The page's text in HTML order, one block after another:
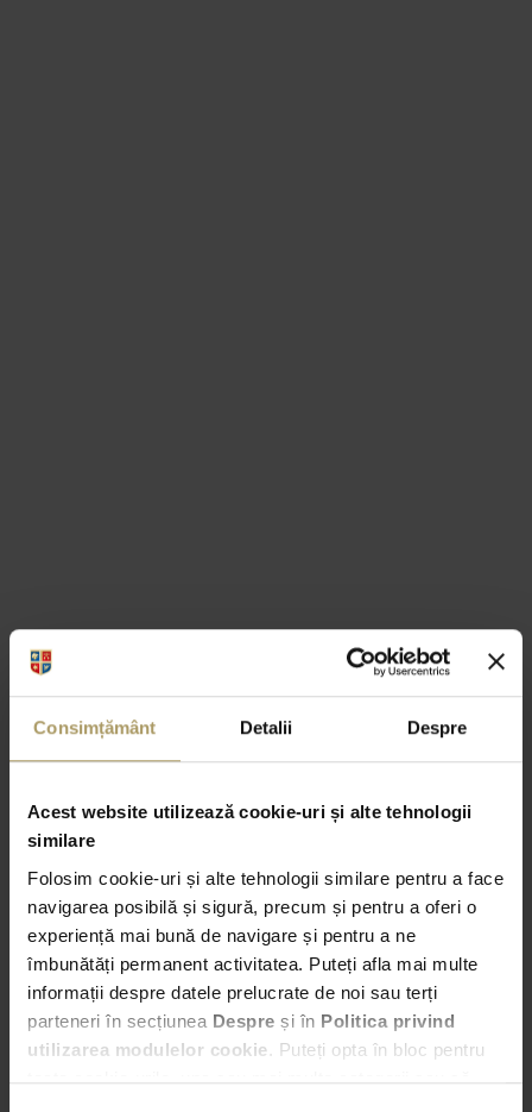
Consimțământ Detalii Despre
Acest website utilizează cookie-uri și alte tehnologii
similare
Folosim cookie-uri și alte tehnologii similare pentru a face
navigarea posibilă și sigură, precum și pentru a oferi o
experiență mai bună de navigare și pentru a ne
îmbunătăți permanent activitatea. Puteți afla mai multe
informații despre datele prelucrate de noi sau terți
parteneri în secțiunea Despre și în Politica privind
utilizarea modulelor cookie. Puteți opta în bloc pentru